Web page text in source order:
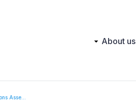
Main About us
Asse...